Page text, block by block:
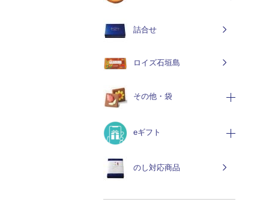
詰合せ
ロイズ石垣島
その他・袋
eギフト
のし対応商品